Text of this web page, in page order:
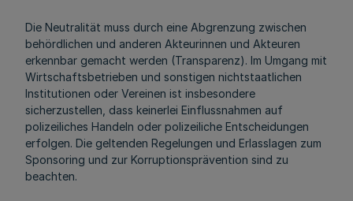
Die Neutralität muss durch eine Abgrenzung zwischen
behördlichen und anderen Akteurinnen und Akteuren
erkennbar gemacht werden (Transparenz). Im Umgang mit
Wirtschaftsbetrieben und sonstigen nichtstaatlichen
Institutionen oder Vereinen ist insbesondere
sicherzustellen, dass keinerlei Einflussnahmen auf
polizeiliches Handeln oder polizeiliche Entscheidungen
erfolgen. Die geltenden Regelungen und Erlasslagen zum
Sponsoring und zur Korruptionsprävention sind zu
beachten.